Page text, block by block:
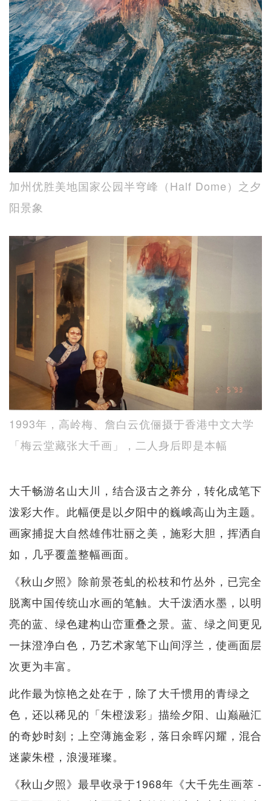
加州优胜美地国家公园半穹峰（Half Dome）之夕
阳景象
1993年，高岭梅、詹白云伉俪摄于香港中文大学
「梅云堂藏张大千画」，二人身后即是本幅
大千畅游名山大川，结合汲古之养分，转化成笔下
泼彩大作。此幅便是以夕阳中的巍峨高山为主题。
画家捕捉大自然雄伟壮丽之美，施彩大胆，挥洒自
如，几乎覆盖整幅画面。
《秋山夕照》除前景苍虬的松枝和竹丛外，已完全
脱离中国传统山水画的笔触。大千泼洒水墨，以明
亮的蓝、绿色建构山峦重叠之景。蓝、绿之间更见
一抹澄净白色，乃艺术家笔下山间浮兰，使画面层
次更为丰富。
此作最为惊艳之处在于，除了大千惯用的青绿之
色，还以稀见的「朱橙泼彩」描绘夕阳、山巅融汇
的奇妙时刻；上空薄施金彩，落日余晖闪耀，混合
迷蒙朱橙，浪漫璀璨。
《秋山夕照》最早收录于1968年《大千先生画萃 -